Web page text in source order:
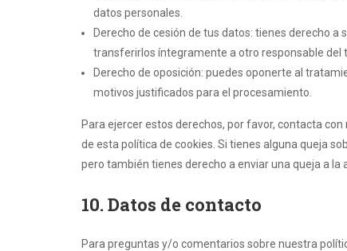
datos personales.
Derecho de cesión de tus datos: tienes derecho
transferirlos íntegramente a otro responsable del
Derecho de oposición: puedes oponerte al
motivos justificados para el procesamiento.
Para ejercer estos derechos, por favor, contacta
de esta política de cookies. Si tienes alguna queja
pero también tienes derecho a enviar una queja a
10. Datos de contacto
Para preguntas y/o comentarios sobre nuestra